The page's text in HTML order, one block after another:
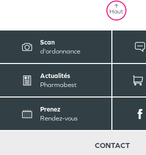
Haut
Scan
d'ordonnance
Actualités
Pharmabest
Prenez
Rendez-vous
CONTACT